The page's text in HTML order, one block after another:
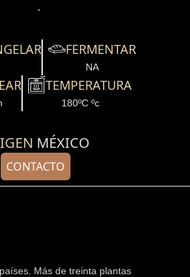
-
FERMENTAR
NA
TEMPERATURA
180ºC ºc
MÉXICO
CONTACTO
Más de treinta plantas